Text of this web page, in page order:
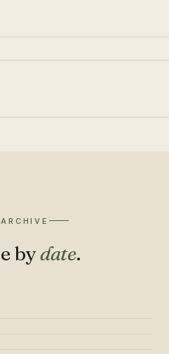
bydate.